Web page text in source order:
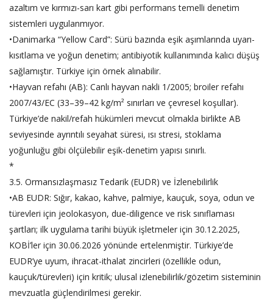
azaltım ve kırmızı-sarı kart gibi performans temelli denetim
sistemleri uygulanmıyor.
•Danimarka “Yellow Card”: Sürü bazında eşik aşımlarında uyarı-
kısıtlama ve yoğun denetim; antibiyotik kullanımında kalıcı düşüş
sağlamıştır. Türkiye için örnek alınabilir.
•Hayvan refahı (AB): Canlı hayvan nakli 1/2005; broiler refahı
2007/43/EC (33–39–42 kg/m² sınırları ve çevresel koşullar).
Türkiye’de nakil/refah hükümleri mevcut olmakla birlikte AB
seviyesinde ayrıntılı seyahat süresi, ısı stresi, stoklama
yoğunluğu gibi ölçülebilir eşik-denetim yapısı sınırlı.
*
3.5. Ormansızlaşmasız Tedarik (EUDR) ve İzlenebilirlik
•AB EUDR: Sığır, kakao, kahve, palmiye, kauçuk, soya, odun ve
türevleri için jeolokasyon, due-diligence ve risk sınıflaması
şartları; ilk uygulama tarihi büyük işletmeler için 30.12.2025,
KOBİ’ler için 30.06.2026 yönünde ertelenmiştir. Türkiye’de
EUDR’ye uyum, ihracat-ithalat zincirleri (özellikle odun,
kauçuk/türevleri) için kritik; ulusal izlenebilirlik/gözetim sisteminin
mevzuatla güçlendirilmesi gerekir.